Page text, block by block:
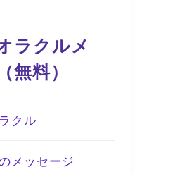
ラクルメ
無料）
クル
メッセージ